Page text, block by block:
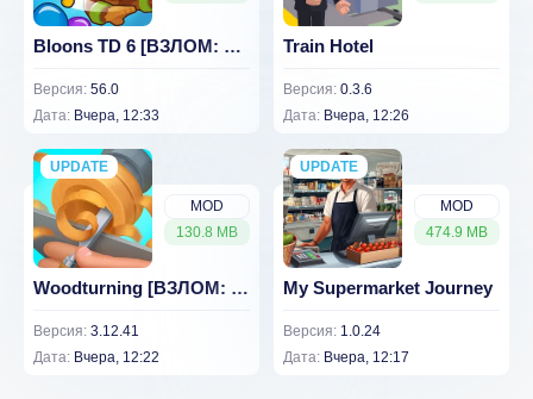
Bloons TD 6 [ВЗЛОМ: Бесплатные покупки] 56.0
Версия: 56.0
Дата: Вчера, 12:33
Train Hotel
Версия: 0.3.6
Дата: Вчера, 12:26
MOD
130.8 MB
UPDATE
NEW
Woodturning [ВЗЛОМ: Много денег] 3.12.41
Версия: 3.12.41
Дата: Вчера, 12:22
MOD
474.9 MB
UPDATE
NEW
My Supermarket Journey
Версия: 1.0.24
Дата: Вчера, 12:17